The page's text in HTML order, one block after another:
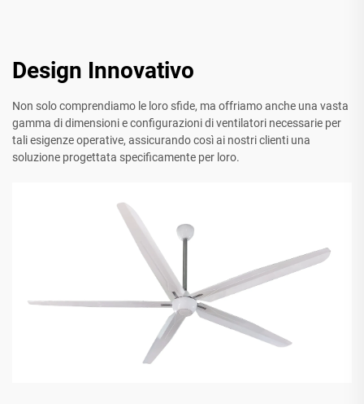
Design Innovativo
Non solo comprendiamo le loro sfide, ma offriamo anche una vasta
gamma di dimensioni e configurazioni di ventilatori necessarie per
tali esigenze operative, assicurando così ai nostri clienti una
soluzione progettata specificamente per loro.